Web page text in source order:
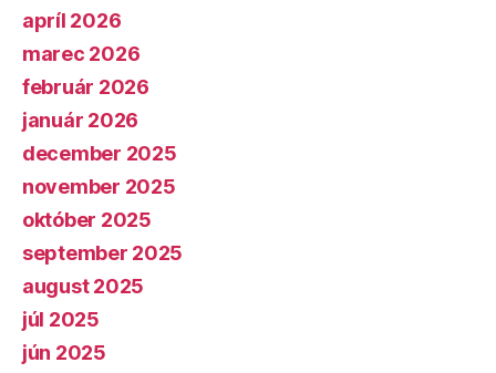
apríl 2026
marec 2026
február 2026
január 2026
december 2025
november 2025
október 2025
september 2025
august 2025
júl 2025
jún 2025